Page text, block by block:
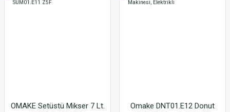
OMAKE Setüstü Mikser 7 Lt.
Omake DNT01.E12 Donut